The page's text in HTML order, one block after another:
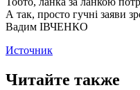
А так, просто гучні заяви
Вадим ІВЧЕНКО
Источник
Читайте также